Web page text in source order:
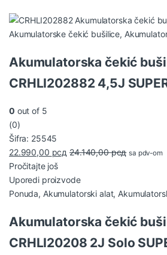
Akumulatorske čekić bušilice,
Akumulatorska čekić
CRHLI202882 4,5J
0 out of 5
(0)
Šifra: 25545
22.990,00 рсд 24.140,00рсд sa pdv-om
Pročitajte još
Uporedi proizvode
Ponuda, Akumulatorski alat,
Akumulatorska čekić
CRHLI20208 2J Solo